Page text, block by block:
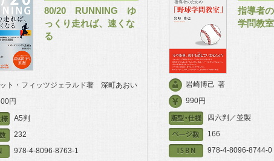
80/20 RUNNING ゆ
っくり走れば、速くな
る
ト・フィッツジェラルド著 深町あおい
円
A5判
232
978-4-8096-8763-1
指導者
学問教室
岩崎博己 著
990円
四六判／並製
166
978-4-8096-8744-0